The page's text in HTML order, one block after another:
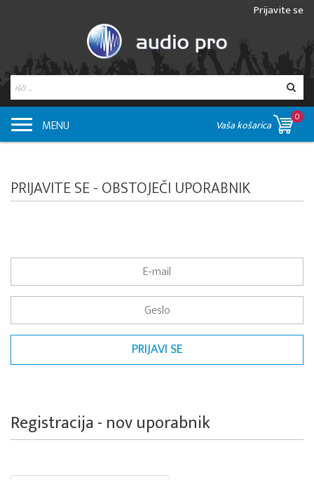
Prijavite se
MENU Vaša košarica
0
PRIJAVITE SE - OBSTOJEČI UPORABNIK
Registracija - nov uporabnik